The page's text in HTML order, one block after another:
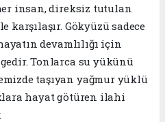
insan, direksiz tutulan
karşılaşır. Gökyüzü sadece
devamlılığı için
Tonlarca su yükünü
taşıyan yağmur yüklü
hayat götüren ilahi